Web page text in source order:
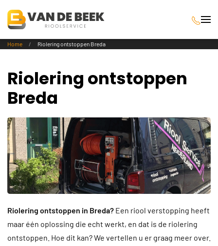
Terug naar hoofdinhoud
Home Riolering ontstoppen Breda
Riolering ontstoppen
Breda
Riolering ontstoppen in Breda? Een riool verstopping heeft
maar één oplossing die echt werkt, en dat is de riolering
ontstoppen. Hoe dit kan? We vertellen u er graag meer over.